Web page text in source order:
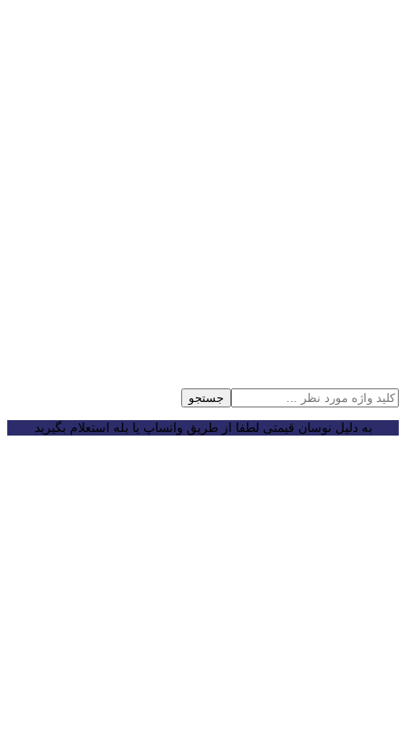
جستجو
به دلیل نوسان قیمتی لطفا از طریق واتساپ یا بله استعلام بگیرید